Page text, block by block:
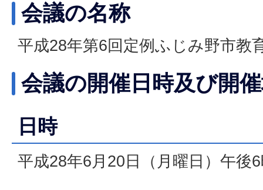
会議の名称
平成28年第6回定例ふじみ野市教
会議の開催日時及び開
日時
平成28年6月20日（月曜日）午後